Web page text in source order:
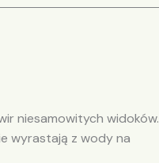
niesamowitych widoków.
wyrastają z wody na